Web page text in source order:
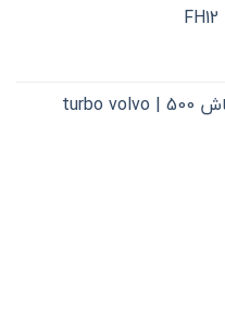
توربو شارژر ولوو اف هاش 500 | turbo volvo